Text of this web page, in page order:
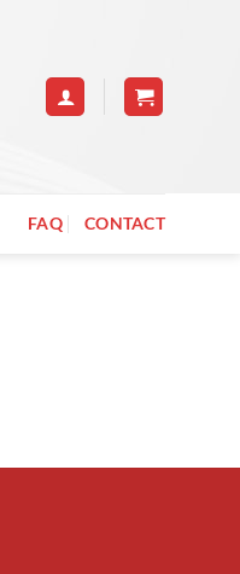
FAQ CONTACT